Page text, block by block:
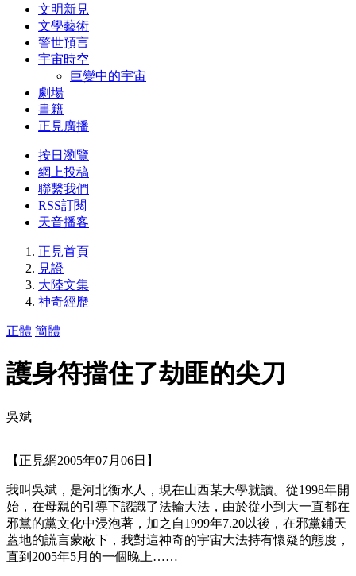
文明新見
文學藝術
警世預言
宇宙時空
巨變中的宇宙
劇場
書籍
正見廣播
按日瀏覽
網上投稿
聯繫我們
RSS訂閱
天音播客
正見首頁
見證
大陸文集
神奇經歷
正體 簡體
護身符擋住了劫匪的尖刀
吳斌
【正見網2005年07月06日】
我叫吳斌，是河北衡水人，現在山西某大學就讀。從1998年開
始，在母親的引導下認識了法輪大法，由於從小到大一直都在
邪黨的黨文化中浸泡著，加之自1999年7.20以後，在邪黨鋪天
蓋地的謊言蒙蔽下，我對這神奇的宇宙大法持有懷疑的態度，
直到2005年5月的一個晚上……